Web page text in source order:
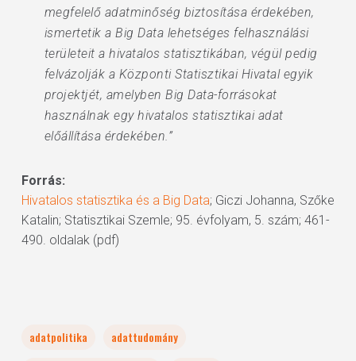
megfelelő adatminőség biztosítása érdekében,
ismertetik a Big Data lehetséges felhasználási
területeit a hivatalos statisztikában, végül pedig
felvázolják a Központi Statisztikai Hivatal egyik
projektjét, amelyben Big Data-forrásokat
használnak egy hivatalos statisztikai adat
előállítása érdekében.”
Forrás:
Hivatalos statisztika és a Big Data; Giczi Johanna, Szőke
Katalin; Statisztikai Szemle; 95. évfolyam, 5. szám; 461-
490. oldalak (pdf)
adatpolitika
adattudomány